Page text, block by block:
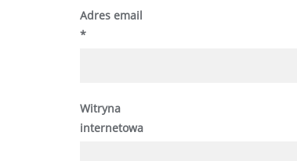
Adres email
*
Witryna
internetowa